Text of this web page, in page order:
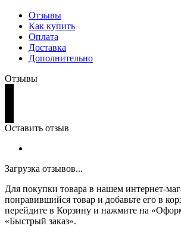
Отзывы
Как купить
Оплата
Доставка
Дополнительно
Отзывы
Оставить отзыв
Загрузка отзывов...
Для покупки товара в нашем интернет-
понравившийся товар и добавьте его в
перейдите в Корзину и нажмите на
«Быстрый заказ».